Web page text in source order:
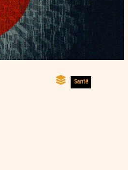
Santé